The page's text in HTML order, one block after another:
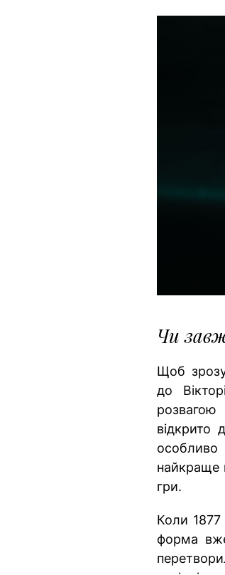
Чи
Щоб
до
відкрито
особливо
найкраще
гри.
Коли 1877
форма